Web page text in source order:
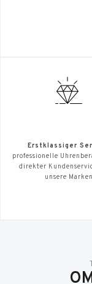
Erstklassiger
professionelle
direkter
unsere Marken